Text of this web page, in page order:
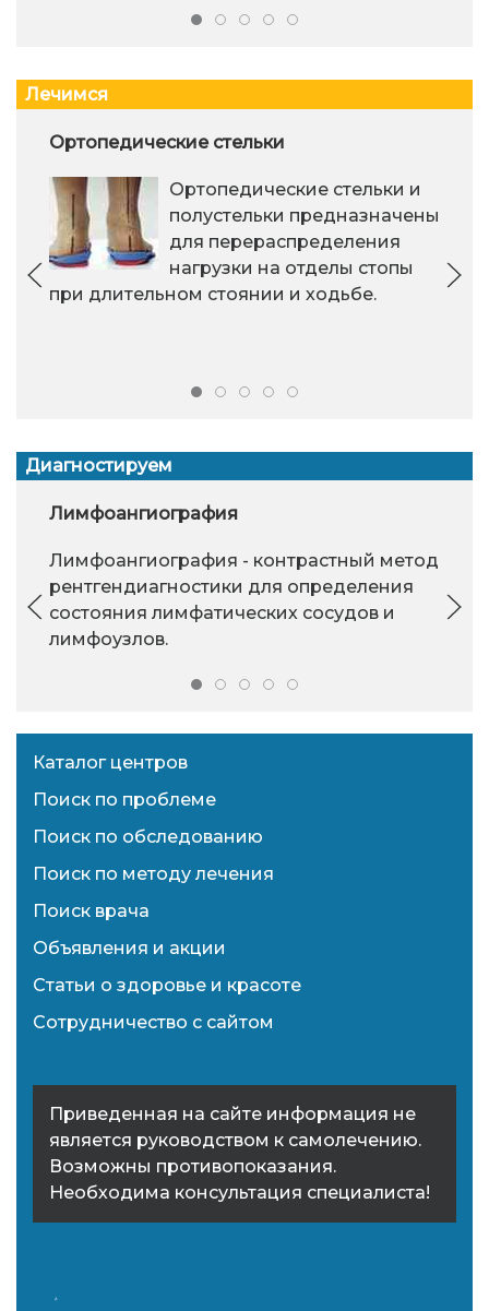
Лечимся
Ортопедические стельки
Ортопедические стельки и
полустельки предназначены
для перераспределения
нагрузки на отделы стопы
при длительном стоянии и ходьбе.
Диагностируем
Лимфоангиография
Лимфоангиография - контрастный метод
рентгендиагностики для определения
состояния лимфатических сосудов и
лимфоузлов.
Каталог центров
Поиск по проблеме
Поиск по обследованию
Поиск по методу лечения
Поиск врача
Объявления и акции
Статьи о здоровье и красоте
Сотрудничество с сайтом
Приведенная на сайте информация не
является руководством к самолечению.
Возможны противопоказания.
Необходима консультация специалиста!